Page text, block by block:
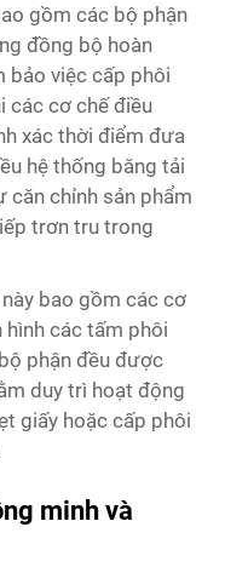
gồm các bộ phận
đồng bộ hoàn
bảo việc cấp phôi
các cơ chế điều
xác thời điểm đưa
hệ thống băng tải
căn chỉnh sản phẩm
trơn tru trong
bao gồm các cơ
các tấm phôi
phận đều được
duy trì hoạt động
giấy hoặc cấp phôi
minh và